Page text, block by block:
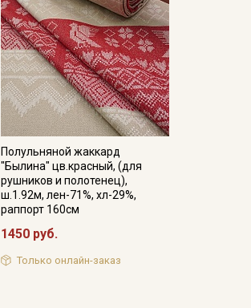
Полульняной жаккард
"Былина" цв.красный, (для
рушников и полотенец),
ш.1.92м, лен-71%, хл-29%,
раппорт 160см
1450 руб.
Только онлайн-заказ